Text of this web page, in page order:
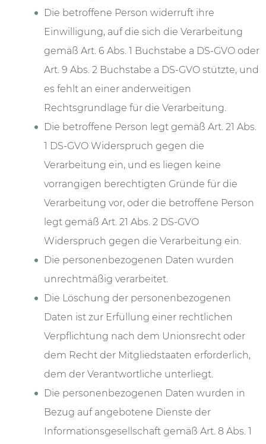
Die betroffene Person widerruft ihre
Einwilligung, auf die sich die Verarbeitung
gemäß Art. 6 Abs. 1 Buchstabe a DS-GVO oder
Art. 9 Abs. 2 Buchstabe a DS-GVO stützte, und
es fehlt an einer anderweitigen
Rechtsgrundlage für die Verarbeitung.
Die betroffene Person legt gemäß Art. 21 Abs.
1 DS-GVO Widerspruch gegen die
Verarbeitung ein, und es liegen keine
vorrangigen berechtigten Gründe für die
Verarbeitung vor, oder die betroffene Person
legt gemäß Art. 21 Abs. 2 DS-GVO
Widerspruch gegen die Verarbeitung ein.
Die personenbezogenen Daten wurden
unrechtmäßig verarbeitet.
Die Löschung der personenbezogenen
Daten ist zur Erfüllung einer rechtlichen
Verpflichtung nach dem Unionsrecht oder
dem Recht der Mitgliedstaaten erforderlich,
dem der Verantwortliche unterliegt.
Die personenbezogenen Daten wurden in
Bezug auf angebotene Dienste der
Informationsgesellschaft gemäß Art. 8 Abs. 1